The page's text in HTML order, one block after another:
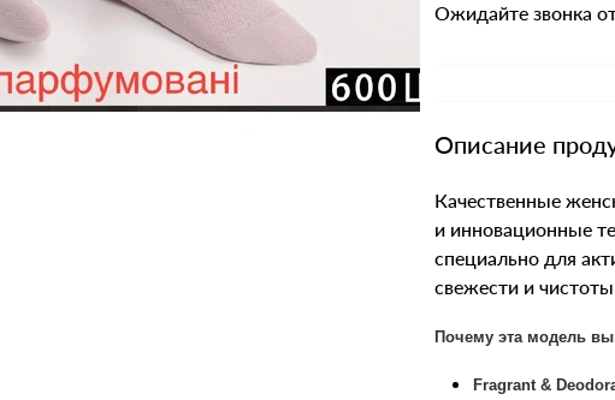
Ожидайте звонка
Описание
Качественные
и инновационные
специально для
свежести и
Почему эта модель
Fragrant &